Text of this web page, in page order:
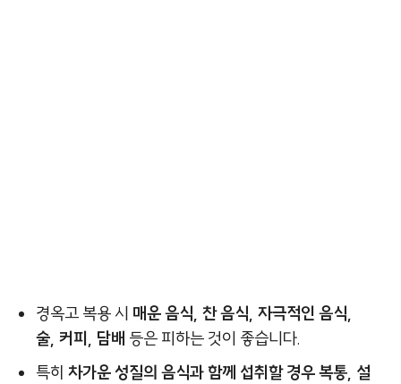
경옥고 복용 시 매운 음식, 찬 음식, 자극적인 음식,
술, 커피, 담배 등은 피하는 것이 좋습니다.
특히 차가운 성질의 음식과 함께 섭취할 경우 복통, 설